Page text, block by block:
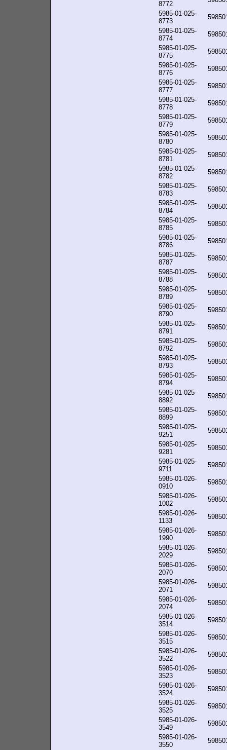
8772
5985-01-025-
8773
5985-01-025-
8774
5985-01-025-
8775
5985-01-025-
8776
5985-01-025-
8777
5985-01-025-
8778
5985-01-025-
8779
5985-01-025-
8780
5985-01-025-
8781
5985-01-025-
8782
5985-01-025-
8783
5985-01-025-
8784
5985-01-025-
8785
5985-01-025-
8786
5985-01-025-
8787
5985-01-025-
8788
5985-01-025-
8789
5985-01-025-
8790
5985-01-025-
8791
5985-01-025-
8792
5985-01-025-
8793
5985-01-025-
8794
5985-01-025-
8892
5985-01-025-
8899
5985-01-025-
9251
5985-01-025-
9281
5985-01-025-
9711
5985-01-026-
0910
5985-01-026-
1002
5985-01-026-
1133
5985-01-026-
1990
5985-01-026-
2029
5985-01-026-
2070
5985-01-026-
2071
5985-01-026-
2074
5985-01-026-
3514
5985-01-026-
3515
5985-01-026-
3522
5985-01-026-
3523
5985-01-026-
3524
5985-01-026-
3525
5985-01-026-
3549
5985-01-026-
3550